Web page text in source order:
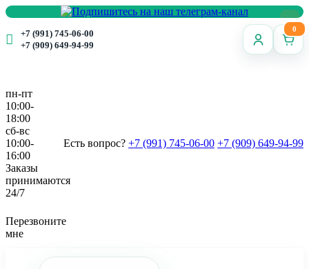
+7 (991) 745-06-00
+7 (909) 649-94-99
0
пн-пт
10:00-
18:00
сб-вс
10:00-
16:00
Заказы
принимаются
24/7
Есть вопрос? +7 (991) 745-06-00 +7 (909) 649-94-99
Перезвоните
мне